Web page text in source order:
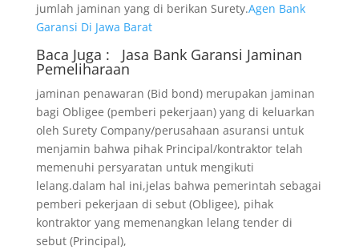
jumlah jaminan yang di berikan Surety.Agen Bank
Garansi Di Jawa Barat
Baca Juga : Jasa Bank Garansi Jaminan
Pemeliharaan
jaminan penawaran (Bid bond) merupakan jaminan
bagi Obligee (pemberi pekerjaan) yang di keluarkan
oleh Surety Company/perusahaan asuransi untuk
menjamin bahwa pihak Principal/kontraktor telah
memenuhi persyaratan untuk mengikuti
lelang.dalam hal ini,jelas bahwa pemerintah sebagai
pemberi pekerjaan di sebut (Obligee), pihak
kontraktor yang memenangkan lelang tender di
sebut (Principal),